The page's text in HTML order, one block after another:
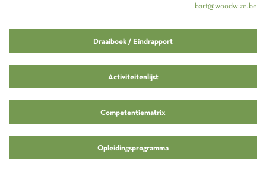
bart@woodwize.be
Draaiboek / Eindrapport
Activiteitenlijst
Competentiematrix
Opleidingsprogramma